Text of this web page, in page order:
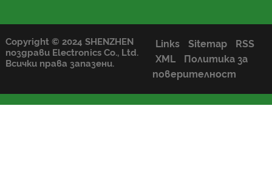
Copyright © 2024 SHENZHEN
поздрави Electronics Co., Ltd.
Всички права запазени.
Links Sitemap
RSS
XML
Политика за
поверителност